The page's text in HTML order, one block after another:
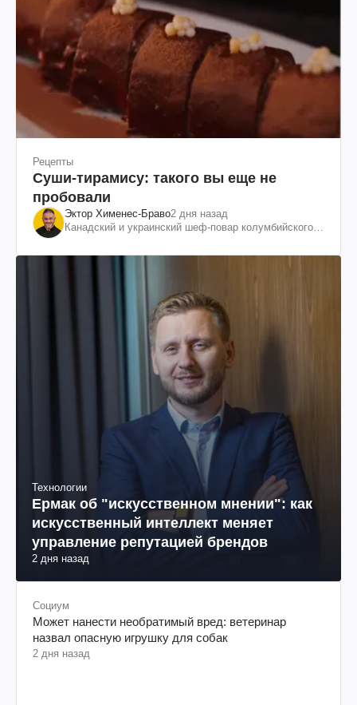
Рецепты
Суши-тирамису: такого вы еще не
пробовали
Эктор Хименес-Браво2 дня назад
Канадский и украинский шеф-повар колумбийского
Технологии
Ермак об "искусственном мнении": как
искусственный интеллект меняет
управление репутацией брендов
2 дня назад
Социум
Может нанести необратимый вред: ветеринар
назвал опасную игрушку для собак
2 дня назад